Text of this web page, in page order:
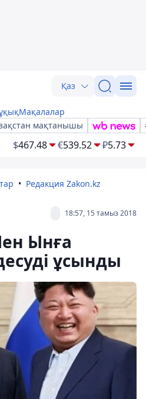
Қаз
Мақалалар
мақтанышы
$467.48 €539.52 ₽5.73
Редакция Zakon.kz
18:57, 15 тамыз 2018
Ынға
ұсынды